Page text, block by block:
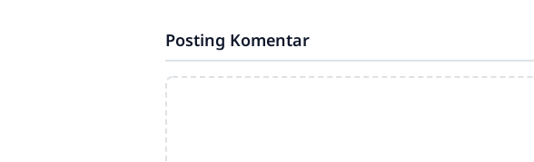
Posting Komentar